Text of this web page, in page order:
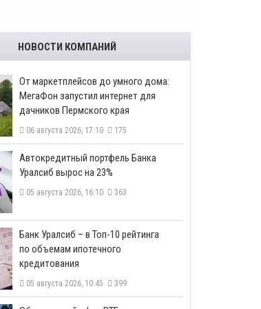
НОВОСТИ КОМПАНИЙ
От маркетплейсов до умного дома:
МегаФон запустил интернет для
дачников Пермского края
06 августа 2026, 17:10 175
​Автокредитный портфель Банка
Уралсиб вырос на 23%
05 августа 2026, 16:10 363
​Банк Уралсиб – в Топ-10 рейтинга
по объемам ипотечного
кредитования
05 августа 2026, 10:45 399